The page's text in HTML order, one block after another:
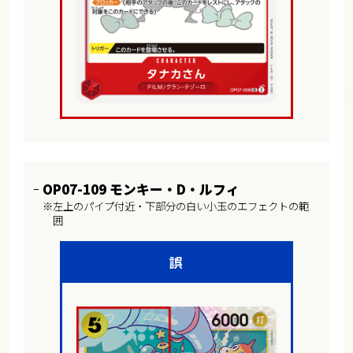
OP07-109 モンキー・D・ルフィ
※左上のパイプ付近・下部分の白い小玉のエフェクトの範
囲
誤